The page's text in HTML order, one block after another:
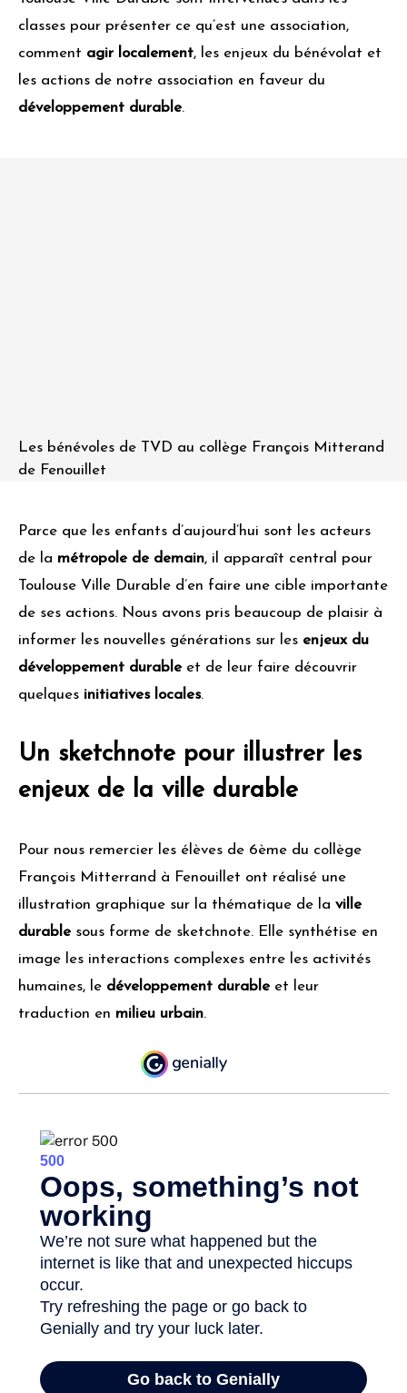
classes pour présenter ce qu’est une association,
comment agir localement, les enjeux du bénévolat et
les actions de notre association en faveur du
développement durable.
Les bénévoles de TVD au collège François Mitterand
de Fenouillet
Parce que les enfants d’aujourd’hui sont les acteurs
de la métropole de demain, il apparaît central pour
Toulouse Ville Durable d’en faire une cible importante
de ses actions. Nous avons pris beaucoup de plaisir à
informer les nouvelles générations sur les enjeux du
développement durable et de leur faire découvrir
quelques initiatives locales.
Un sketchnote pour illustrer les
enjeux de la ville durable
Pour nous remercier les élèves de 6ème du collège
François Mitterrand à Fenouillet ont réalisé une
illustration graphique sur la thématique de la ville
durablesous forme de sketchnote. Elle synthétise en
image les interactions complexes entre les activités
humaines, le développement durableet leur
traduction en milieu urbain.